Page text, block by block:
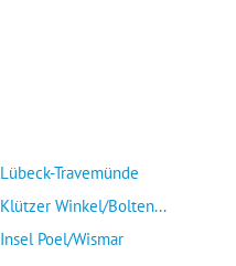
Lübeck-Travemünde
Klützer Winkel/Bolten...
Insel Poel/Wismar